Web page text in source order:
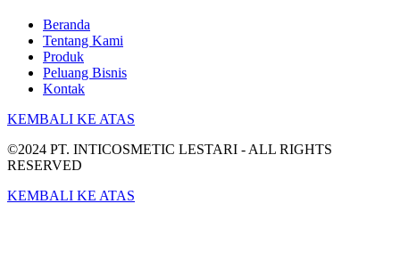
Beranda
Tentang Kami
Produk
Peluang Bisnis
Kontak
KEMBALI KE ATAS
©2024 PT. INTICOSMETIC LESTARI - ALL RIGHTS
RESERVED
KEMBALI KE ATAS